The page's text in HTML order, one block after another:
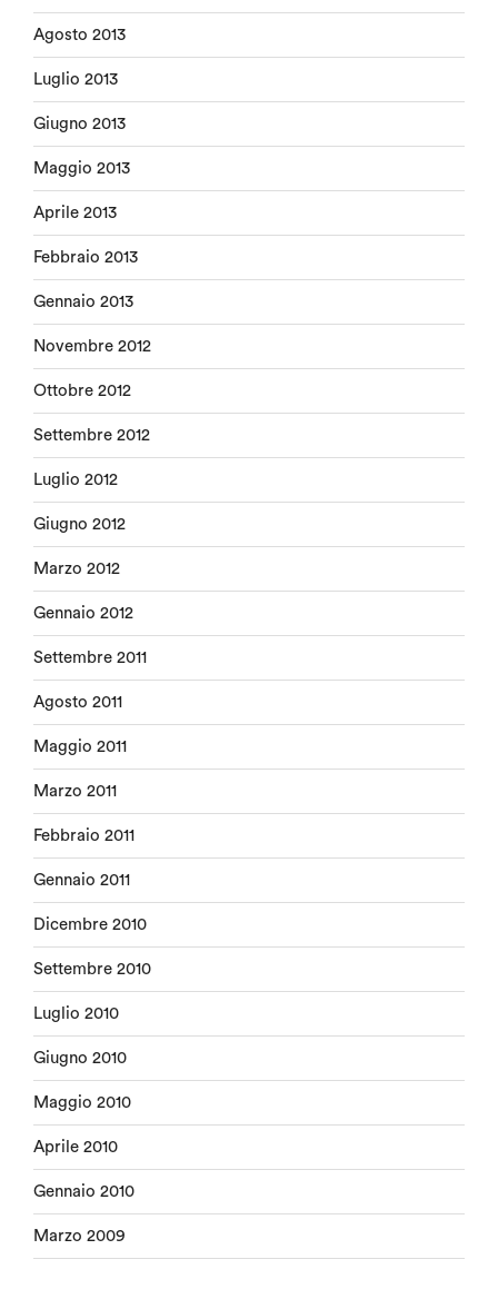
Agosto 2013
Luglio 2013
Giugno 2013
Maggio 2013
Aprile 2013
Febbraio 2013
Gennaio 2013
Novembre 2012
Ottobre 2012
Settembre 2012
Luglio 2012
Giugno 2012
Marzo 2012
Gennaio 2012
Settembre 2011
Agosto 2011
Maggio 2011
Marzo 2011
Febbraio 2011
Gennaio 2011
Dicembre 2010
Settembre 2010
Luglio 2010
Giugno 2010
Maggio 2010
Aprile 2010
Gennaio 2010
Marzo 2009